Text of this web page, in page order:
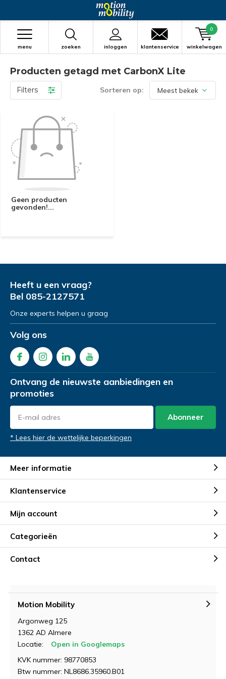
zoeken inloggen
menu klantenservice winkelwagen
0
Producten getagd met CarbonX Lite
Filters Sorteren op:
Geen producten
gevonden!...
Heeft u een vraag?
Bel 085-2127571
Onze experts helpen u graag
Volg ons
Ontvang de nieuwste aanbiedingen en
promoties
Abonneer
* Lees hier de wettelijke beperkingen
Meer informatie
Klantenservice
Mijn account
Categorieën
Contact
Motion Mobility
Argonweg 125
1362 AD Almere
Locatie:
Open in Googlemaps
KVK nummer: 98770853
Btw nummer: NL8686.35960.B01